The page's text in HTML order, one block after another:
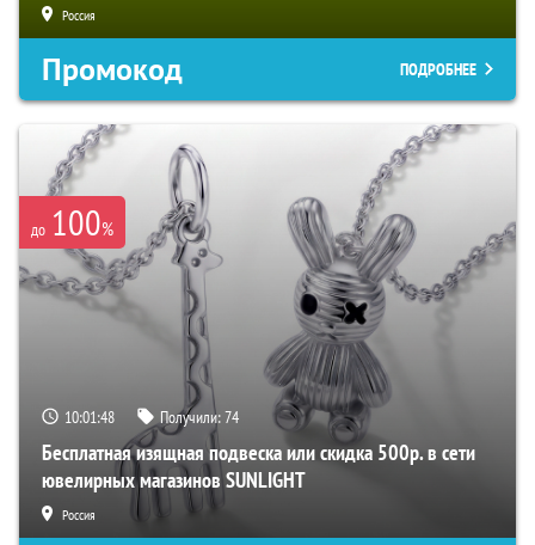
Россия
Промокод ПОДРОБНЕЕ
до 100%
10:01:47 Получили:74
Бесплатная изящная подвеска или скидка 500р. в сети
ювелирных магазинов SUNLIGHT
Россия